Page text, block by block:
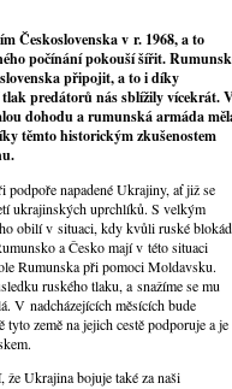
Československa v r. 1968, a to
počínání pokouší šířit.
připojit, a to i díky
predátorů nás sblížily vícekrát.
dohodu a rumunská armáda
těmto historickým zkušenostem
napadené Ukrajiny, ať již se
ukrajinských uprchlíků. S velkým
obilí v situaci, kdy kvůli ruské
a Česko mají v této situaci
Rumunska při pomoci Moldavsku.
ruského tlaku, a snažíme se mu
V nadcházejících měsících bude
země na jejich cestě podporuje a je
že Ukrajina bojuje také za naši